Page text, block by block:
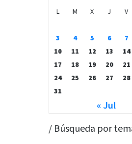
L M X J V
3
4 5 6 7
10
11 12 13 14
17
18 19 20 21
24
25 26 27 28
31
« Jul
/ Búsqueda por